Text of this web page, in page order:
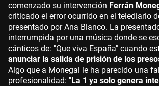
comenzado su intervención Ferrán
criticado el error ocurrido en el telediario
presentado por Ana Blanco. La
interrumpida por una música donde se
cánticos de: "Que viva España" cuando
anunciar la salida de prisión de los
Algo que a Monegal le ha parecido una
profesionalidad: "La 1 ya solo genera